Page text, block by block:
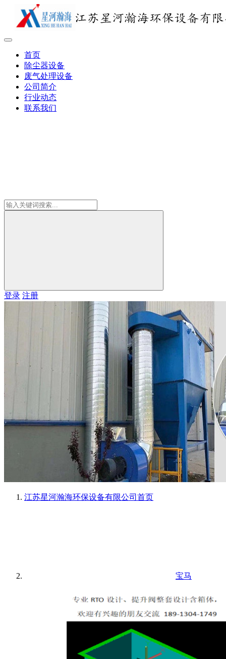
首页
除尘器设备
废气处理设备
公司简介
行业动态
联系我们
登录 注册
江苏星河瀚海环保设备有限公司 首页
宝马